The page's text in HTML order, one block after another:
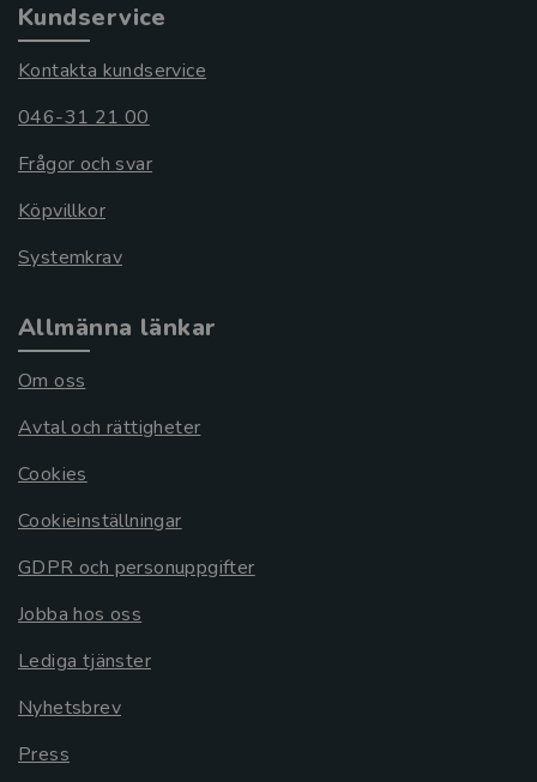
Kundservice
Kontakta kundservice
046-31 21 00
Frågor och svar
Köpvillkor
Systemkrav
Allmänna länkar
Om oss
Avtal och rättigheter
Cookies
Cookieinställningar
GDPR och personuppgifter
Jobba hos oss
Lediga tjänster
Nyhetsbrev
Press